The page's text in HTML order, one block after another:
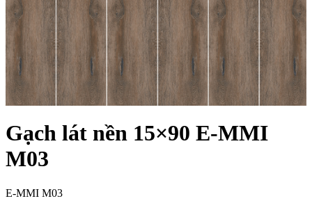
Gạch lát nền 15×90 E-MMI
M03
E-MMI M03